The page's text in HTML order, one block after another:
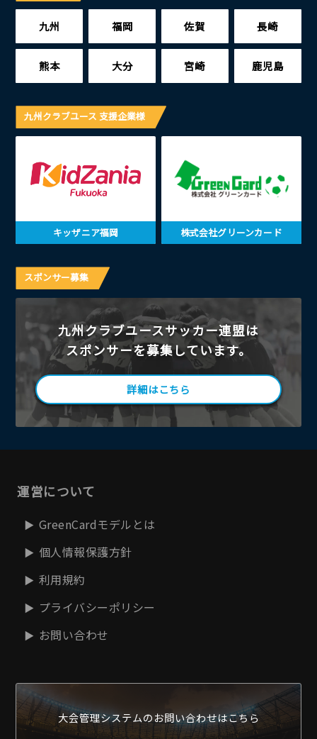
九州 福岡 佐賀 長崎
熊本 大分 宮崎 鹿児島
九州クラブユース 支援企業様
キッザニア福岡 株式会社グリーンカード
スポンサー募集
九州クラブユースサッカー連盟は
スポンサーを募集しています。
詳細はこちら
運営について
GreenCardモデルとは
個人情報保護方針
利用規約
プライバシーポリシー
お問い合わせ
大会管理システムのお問い合わせはこちら